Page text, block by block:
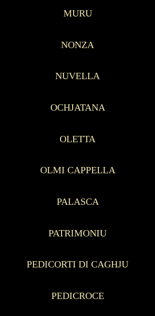
MURU
NONZA
NUVELLA
OCHJATANA
OLETTA
OLMI CAPPELLA
PALASCA
PATRIMONIU
PEDICORTI DI CAGHJU
PEDICROCE